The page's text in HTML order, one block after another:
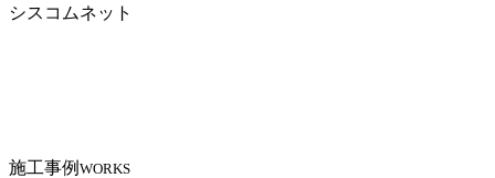
シスコムネット
施工事例 WORKS